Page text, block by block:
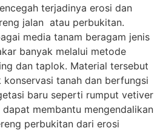
terjadinya erosi dan
jalan atau perbukitan.
media tanam beragam jenis
banyak melalui metode
dan taplok. Material tersebut
konservasi tanah dan berfungsi
baru seperti rumput vetiver
membantu mengendalikan
perbukitan dari erosi